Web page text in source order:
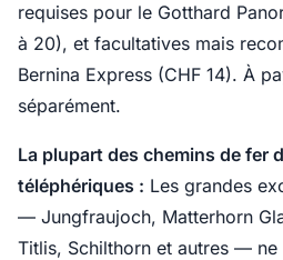
requises pour le Gotthard
à 20), et facultatives mais
Bernina Express (CHF 14). À
séparément.
La plupart des chemins de fer
téléphériques : Les grandes
— Jungfraujoch, Matterhorn
Titlis, Schilthorn et autres — ne